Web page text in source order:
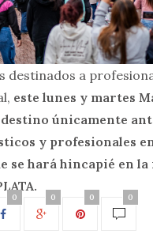
destinados a
este lunes y martes
únicamente
y profesionales
se hará hincapié en la
0 0 0 0